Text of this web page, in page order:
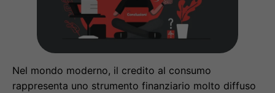
Nel mondo moderno, il credito al consumo
rappresenta uno strumento finanziario molto diffuso